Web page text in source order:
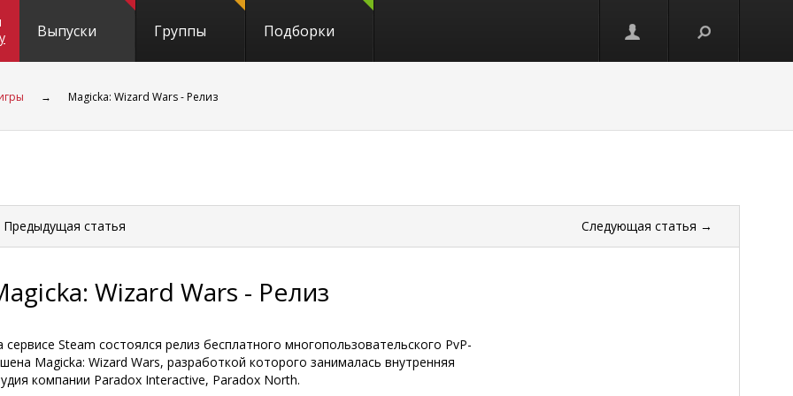
Выпуски Группы Подборки
→ Magicka: Wizard Wars - Релиз
статья Следующая статья →
Wizard Wars - Релиз
сервисе Steam состоялся релиз бесплатного многопользовательского PvP-
Magicka: Wizard Wars, разработкой которого занималась внутренняя
компании Paradox Interactive, Paradox North.